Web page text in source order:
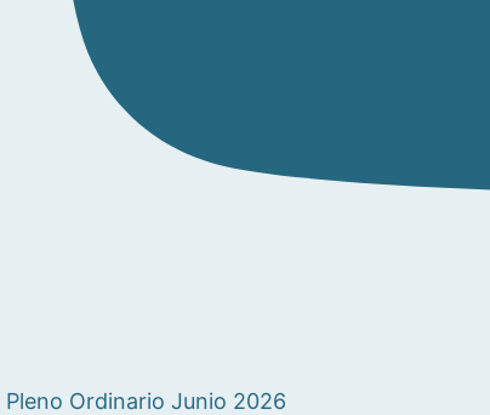
Pleno Ordinario Junio 2026